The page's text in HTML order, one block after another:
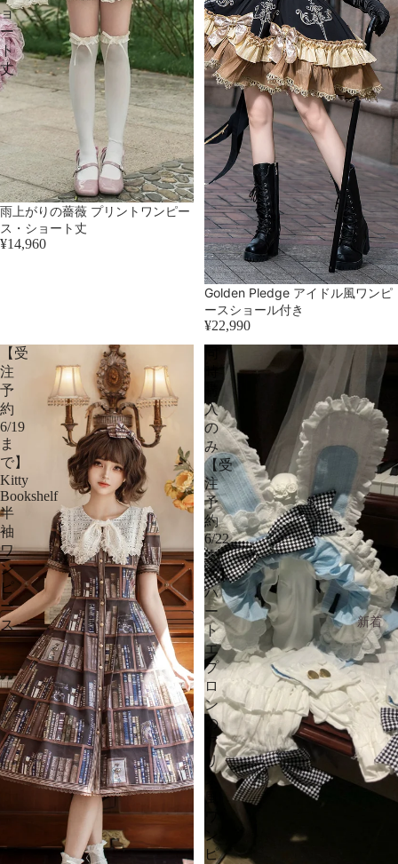
新着
ョ
ー
ト
丈
売り切れ
雨上がりの薔薇 プリントワンピー
ス・ショート丈
¥14,960
き
Golden Pledge アイドル風ワンピ
ースショール付き
¥22,990
【受
注
予
約
6/19
ま
で】
Kitty
Bookshelf
半
袖
ワ
ン
ピ
ー
ス
入
の
み
【受
注
予
約
6/22
ま
で】
ハ
ー
ト
エ
プ
ロ
ン
の
ア
リ
ス
風
ン
ピ